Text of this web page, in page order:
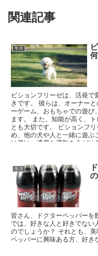
関連記事
生活
ビションフリーゼは、活発
きです。 彼らは、オーナー
ーゲーム、おもちゃでの遊び
ます。 また、知能が高く、
とも大切です。 ビションフ
め、他の犬や人と一緒に遊ぶ
は避け、適度な運動を心がけ
生活
皆さん、ドクターペッパーを
では、好きな人と好きでない
のでしょうか？ それとも、
ペッパーに興味ある方、好き